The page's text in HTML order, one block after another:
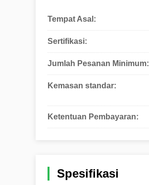
Tempat Asal:
Sertifikasi:
Jumlah Pesanan Minimum:
Kemasan standar:
Ketentuan Pembayaran:
Spesifikasi